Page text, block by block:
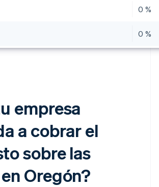
0 %
0 %
empresa
a cobrar el
sobre las
Oregón?